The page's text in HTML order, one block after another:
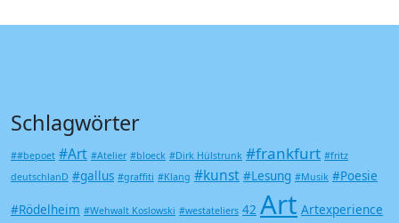
Schlagwörter
##bepoet #Art #Atelier #bloeck #Dirk Hülstrunk #frankfurt #fritz
deutschlanD #gallus #graffiti #Klang #kunst #Lesung #Musik #Poesie
#Rödelheim #Wehwalt Koslowski #westateliers 42 Art Artexperience